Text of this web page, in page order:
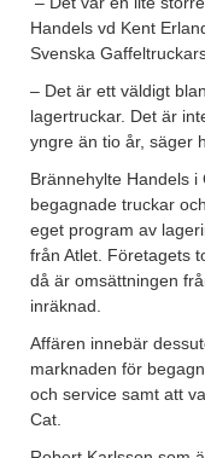
Handels vd Kent
Svenska
– Det är ett väldigt
lagertruckar. Det är
yngre än tio år, säger
Brännehylte Handels
begagnade truckar
eget program av
från Atlet. Företagets
då är omsättningen
inräknad.
Affären innebär
marknaden för
och service samt att
Cat.